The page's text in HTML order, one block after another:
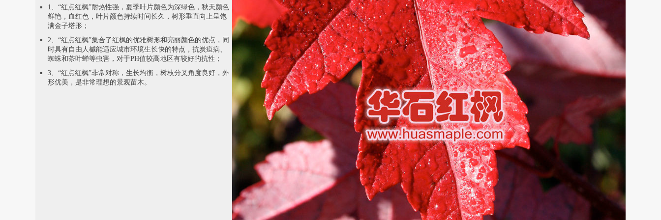
1、“红点红枫”耐热性强，夏季叶片颜色为深绿色，秋天颜色
鲜艳，血红色，叶片颜色持续时间长久，树形垂直向上呈饱
满金子塔形；
2、“红点红枫”集合了红枫的优雅树形和亮丽颜色的优点，同
时具有自由人槭能适应城市环境生长快的特点，抗炭疽病、
蜘蛛和茶叶蝉等虫害，对于PH值较高地区有较好的抗性；
3、“红点红枫”非常对称，生长均衡，树枝分叉角度良好，外
形优美，是非常理想的景观苗木。